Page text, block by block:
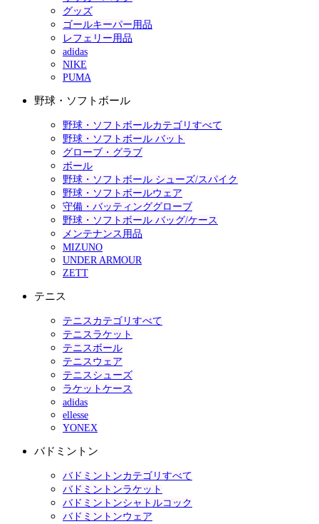
グッズ
ゴールキーパー用品
レフェリー用品
adidas
NIKE
PUMA
野球・ソフトボール
野球・ソフトボールカテゴリすべて
野球・ソフトボール バット
グローブ・グラブ
ボール
野球・ソフトボール シューズ/スパイク
野球・ソフトボールウェア
守備・バッティンググローブ
野球・ソフトボール バッグ/ケース
メンテナンス用品
MIZUNO
UNDER ARMOUR
ZETT
テニス
テニスカテゴリすべて
テニスラケット
テニスボール
テニスウェア
テニスシューズ
ラケットケース
adidas
ellesse
YONEX
バドミントン
バドミントンカテゴリすべて
バドミントンラケット
バドミントンシャトルコック
バドミントンウェア